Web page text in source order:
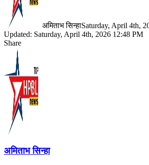
अमिताभ सिन्हाSaturday, April 4th,
Updated: Saturday, April 4th, 2026 12:48 PM
Share
Facebook
LinkedIn
Pinterest
WhatsApp
Telegram
अमिताभ सिन्हा